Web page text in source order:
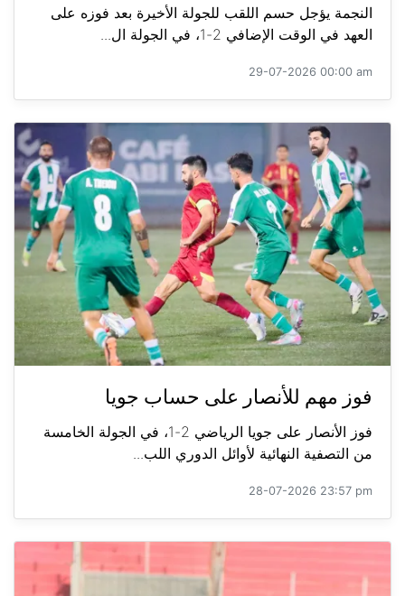
النجمة يؤجل حسم اللقب للجولة الأخيرة بعد فوزه على
العهد في الوقت الإضافي 2-1، في الجولة ال...
29-07-2026 00:00 am
فوز مهم للأنصار على حساب جويا
فوز الأنصار على جويا الرياضي 2-1، في الجولة الخامسة
من التصفية النهائية لأوائل الدوري اللب...
28-07-2026 23:57 pm